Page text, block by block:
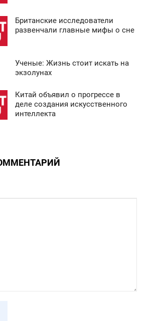
Британские исследователи
развенчали главные мифы о сне
Ученые: Жизнь стоит искать на
экзолунах
Китай объявил о прогрессе в
деле создания искусственного
интеллекта